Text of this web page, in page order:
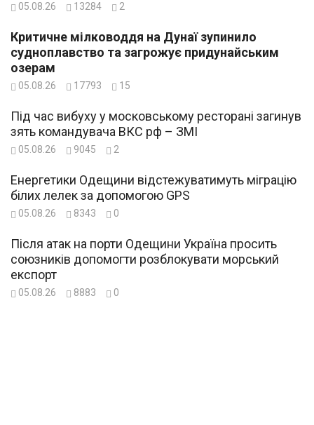
05.08.26 13284 2
Критичне мілководдя на Дунаї зупинило
судноплавство та загрожує придунайським
озерам
05.08.26 17793 15
Під час вибуху у московському ресторані загинув
зять командувача ВКС рф – ЗМІ
05.08.26 9045 2
Енергетики Одещини відстежуватимуть міграцію
білих лелек за допомогою GPS
05.08.26 8343 0
Після атак на порти Одещини Україна просить
союзників допомогти розблокувати морський
експорт
05.08.26 8883 0